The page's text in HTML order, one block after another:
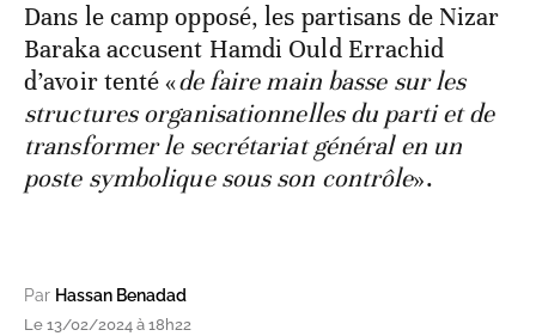
Dans le camp opposé, les partisans de Nizar
Baraka accusent Hamdi Ould Errachid
d’avoir tenté «de faire main basse sur les
structures organisationnelles du parti et de
transformer le secrétariat général en un
poste symbolique sous son contrôle».
Par Hassan Benadad
Le 13/02/2024 à 18h22